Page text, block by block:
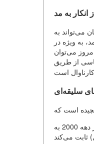
انکار به مد
می‌تواند به
به ویژه در
می‌توان
از طریق
سلیقه‌ای
نقاط تغییرپذیر سلیقه‌ای را که با فرآیندهای اجتماعی در ارتباط هستند (از شهری به استانداردهای شوروی، از گلمر دهه 2000 به